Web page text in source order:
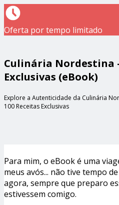
Oferta por tempo limitado
Culinária Nordestina
Exclusivas (eBook)
Explore a Autenticidade da Culinária
100 Receitas Exclusivas
Para mim, o eBook é uma
meus avós... não tive tempo
agora, sempre que preparo
estivessem comigo.